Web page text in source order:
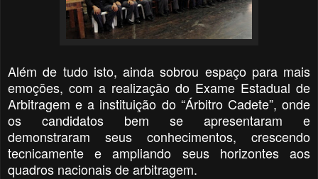
Além de tudo isto, ainda sobrou espaço para mais
emoções, com a realização do Exame Estadual de
Arbitragem e a instituição do “Árbitro Cadete”, onde
os candidatos bem se apresentaram e
demonstraram seus conhecimentos, crescendo
tecnicamente e ampliando seus horizontes aos
quadros nacionais de arbitragem.